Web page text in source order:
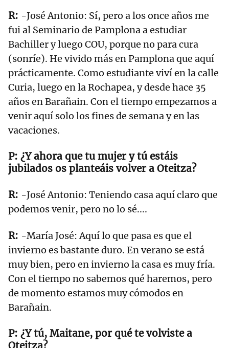
-José Antonio: Sí, pero a los once años me
fui al Seminario de Pamplona a estudiar
Bachiller y luego COU, porque no para cura
(sonríe). He vivido más en Pamplona que aquí
prácticamente. Como estudiante viví en la calle
Curia, luego en la Rochapea, y desde hace 35
años en Barañain. Con el tiempo empezamos a
venir aquí solo los fines de semana y en las
vacaciones.
¿Y ahora que tu mujer y tú estáis
jubilados os planteáis volver a Oteitza?
-José Antonio: Teniendo casa aquí claro que
podemos venir, pero no lo sé....
-María José: Aquí lo que pasa es que el
invierno es bastante duro. En verano se está
muy bien, pero en invierno la casa es muy fría.
Con el tiempo no sabemos qué haremos, pero
de momento estamos muy cómodos en
Barañain.
¿Y tú, Maitane, por qué te volviste a
Oteitza?